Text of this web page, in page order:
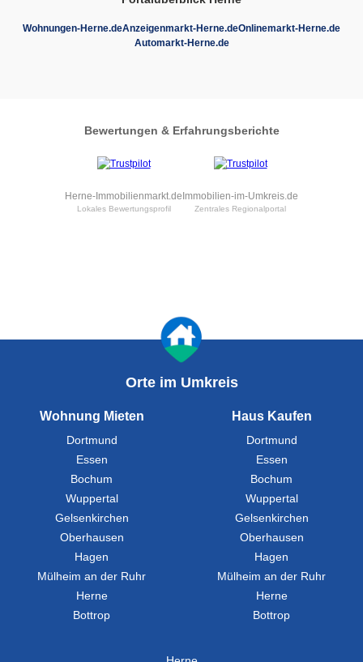
Wohnungen-Herne.deAnzeigenmarkt-Herne.deOnlinemarkt-Herne.de
Automarkt-Herne.de
Bewertungen & Erfahrungsberichte
Herne-Immobilienmarkt.de
Lokales Bewertungsprofil
Immobilien-im-Umkreis.de
Zentrales Regionalportal
Orte im Umkreis
Wohnung Mieten
Dortmund
Essen
Bochum
Wuppertal
Gelsenkirchen
Oberhausen
Hagen
Mülheim an der Ruhr
Herne
Bottrop
Haus Kaufen
Dortmund
Essen
Bochum
Wuppertal
Gelsenkirchen
Oberhausen
Hagen
Mülheim an der Ruhr
Herne
Bottrop